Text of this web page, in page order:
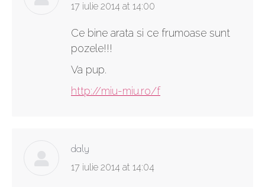
says:
17 iulie 2014 at 14:00
Ce bine arata si ce frumoase sunt
pozele!!!
Va pup.
http://miu-miu.ro/f
daly
says:
17 iulie 2014 at 14:04